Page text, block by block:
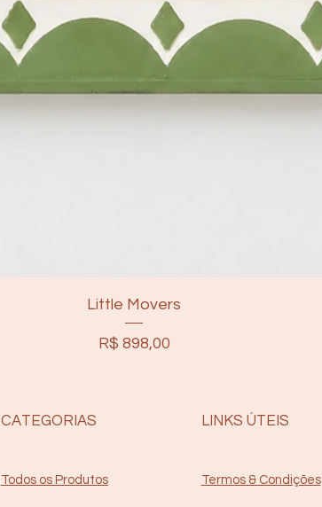
Little Movers
Preço
R$ 898,00
CATEGORIAS
Todos os Produtos
LINKS ÚTEIS
Termos & Condições